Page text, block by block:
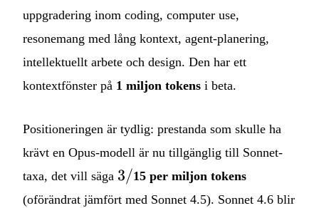
uppgradering inom coding, computer use,
resonemang med lång kontext, agent-planering,
intellektuellt arbete och design. Den har ett
kontextfönster på 1 miljon tokens i beta.
Positioneringen är tydlig: prestanda som skulle ha
krävt en Opus-modell är nu tillgänglig till Sonnet-
taxa, det vill säga 3
/
3/15 per miljon tokens
(oförändrat jämfört med Sonnet 4.5). Sonnet 4.6 blir